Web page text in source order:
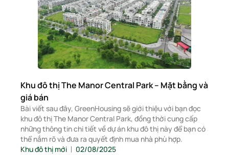
Khu đô thị The Manor Central Park – Mặt bằng và
giá bán
Bài viết sau đây, GreenHousing sẽ giới thiệu với bạn đọc
khu đô thị The Manor Central Park, đồng thời cung cấp
những thông tin chi tiết về dự án khu đô thị này để bạn có
thể nắm rõ và đưa ra quyết định mua nhà phù hợp.
Khu đô thị mới
02/08/2025